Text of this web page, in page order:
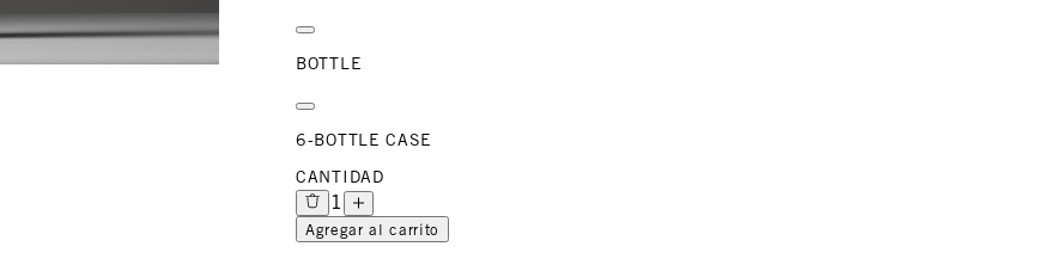
BOTTLE
6-BOTTLE CASE
CANTIDAD
1
Agregar al carrito